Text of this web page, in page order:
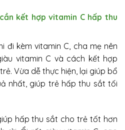
kết hợp vitamin C hấp thu
đi kèm vitamin C, cha mẹ nên
vitamin C và cách kết hợp
Vừa dễ thực hiện, lại giúp bổ
nhất, giúp trẻ hấp thu sắt tối
hấp thu sắt cho trẻ tốt hơn